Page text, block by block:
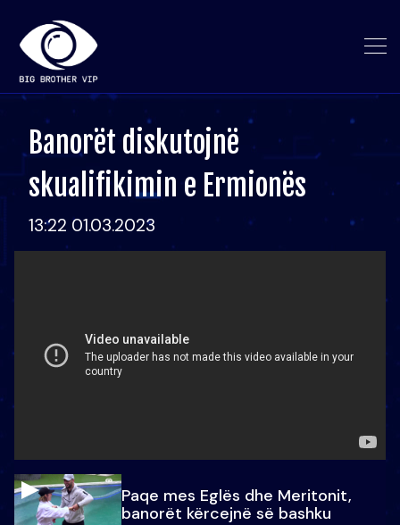
Banorët diskutojnë
skualifikimin e Ermionës
13:22 01.03.2023
Paqe mes Eglës dhe Meritonit,
banorët kërcejnë së bashku